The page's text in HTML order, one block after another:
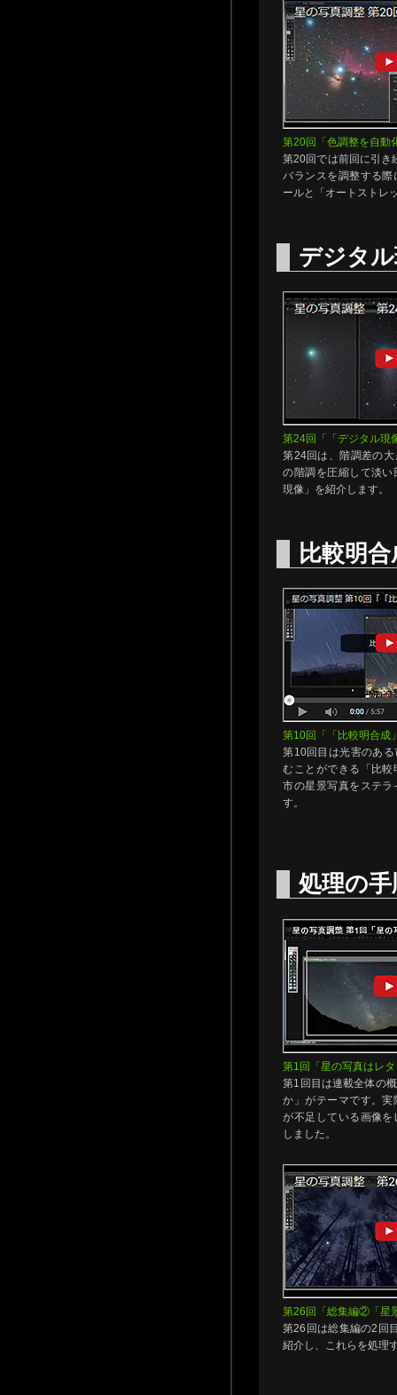
第20回「色調整を自動
第20回では前回に引き
バランスを調整する
ールと「オートストレ
デジタ
第24回「「デジタル現
第24回は、階調差の
の階調を圧縮して淡
現像」を紹介します。
比較明合
第10回「「比較明合成
第10回目は光害のあ
むことができる「比
市の星景写真をステ
す。
処理の手
第1回「星の写真はレ
第1回目は連載全体の
か」がテーマです。
が不足している画像
しました。
第26回「総集編②「星
第26回は総集編の2回
紹介し、これらを処理